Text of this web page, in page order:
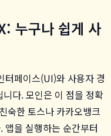
누구나 쉽게 사
터페이스(UI)와 사용자 경
다. 모인은 이 점을 정확
숙한 토스나 카카오뱅크
앱을 실행하는 순간부터